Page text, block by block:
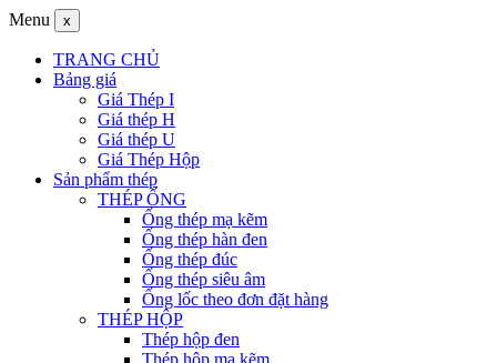
Menu x
TRANG CHỦ
Bảng giá
Giá Thép I
Giá thép H
Giá thép U
Giá Thép Hộp
Sản phẩm thép
THÉP ỐNG
Ống thép mạ kẽm
Ống thép hàn đen
Ống thép đúc
Ống thép siêu âm
Ống lốc theo đơn đặt hàng
THÉP HỘP
Thép hộp đen
Thép hộp mạ kẽm